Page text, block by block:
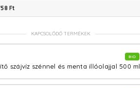
Ft
KAPCSOLÓDÓ TERMÉKEK
BIO
szájvíz szénnel és menta illóolajjal 500 ml